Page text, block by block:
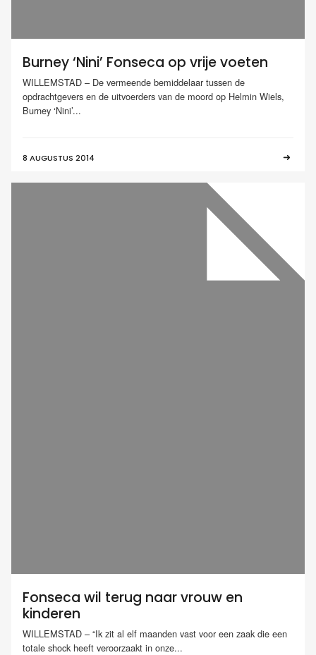
Burney ‘Nini’ Fonseca op vrije voeten
WILLEMSTAD – De vermeende bemiddelaar tussen de
opdrachtgevers en de uitvoerders van de moord op Helmin Wiels,
Burney ‘Nini’...
8 AUGUSTUS 2014
Fonseca wil terug naar vrouw en
kinderen
WILLEMSTAD – “Ik zit al elf maanden vast voor een zaak die een
totale shock heeft veroorzaakt in onze...